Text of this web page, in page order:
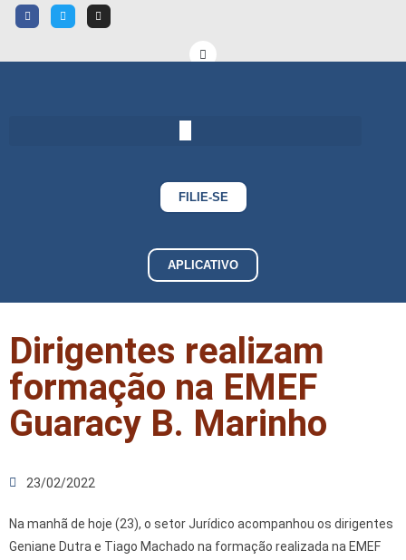
FILIE-SE
APLICATIVO
Dirigentes realizam
formação na EMEF
Guaracy B. Marinho
23/02/2022
Na manhã de hoje (23), o setor Jurídico acompanhou os dirigentes
Geniane Dutra e Tiago Machado na formação realizada na EMEF